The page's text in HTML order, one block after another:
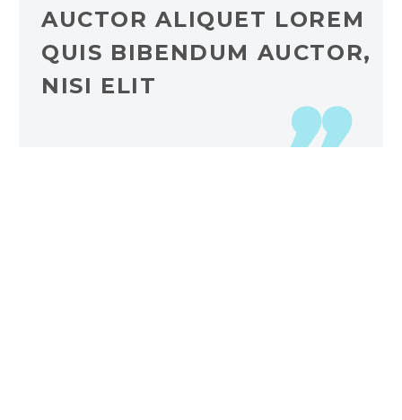
AUCTOR ALIQUET LOREM
QUIS BIBENDUM AUCTOR,
NISI ELIT